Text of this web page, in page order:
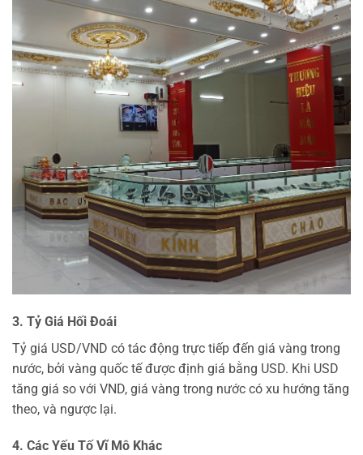
3. Tỷ Giá Hối Đoái
Tỷ giá USD/VND có tác động trực tiếp đến giá vàng trong
nước, bởi vàng quốc tế được định giá bằng USD. Khi USD
tăng giá so với VND, giá vàng trong nước có xu hướng tăng
theo, và ngược lại.
4. Các Yếu Tố Vĩ Mô Khác